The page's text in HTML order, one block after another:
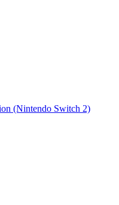
(Nintendo Switch 2)